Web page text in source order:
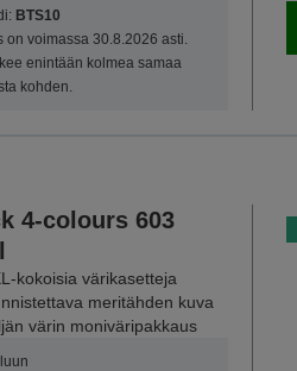
BTS10
on voimassa 30.8.2026 asti.
enintään kolmea samaa
kohden.
4-colours 603
kokoisia värikasetteja
meritähden kuva
värin moniväripakkaus